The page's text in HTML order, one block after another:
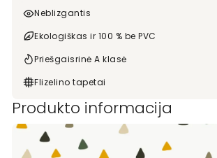
Neblizgantis
Ekologiškas ir 100 % be PVC
Priešgaisrinė A klasė
Flizelino tapetai
Produkto informacija